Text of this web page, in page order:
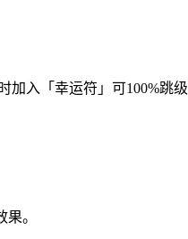
加入「幸运符」可100%跳级
。